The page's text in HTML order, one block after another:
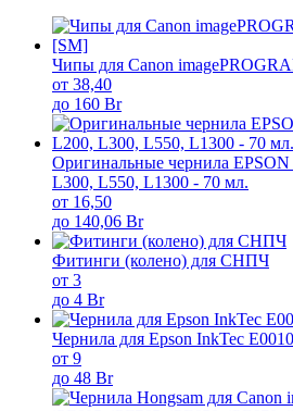
Чипы для Canon
от 38,40
до 160 Br
Оригинальные чернила
L300, L550, L1300 - 70 мл.
от 16,50
до 140,06 Br
Фитинги (колено) для СНПЧ
от 3
до 4 Br
Чернила для Epson InkTec
от 9
до 48 Br